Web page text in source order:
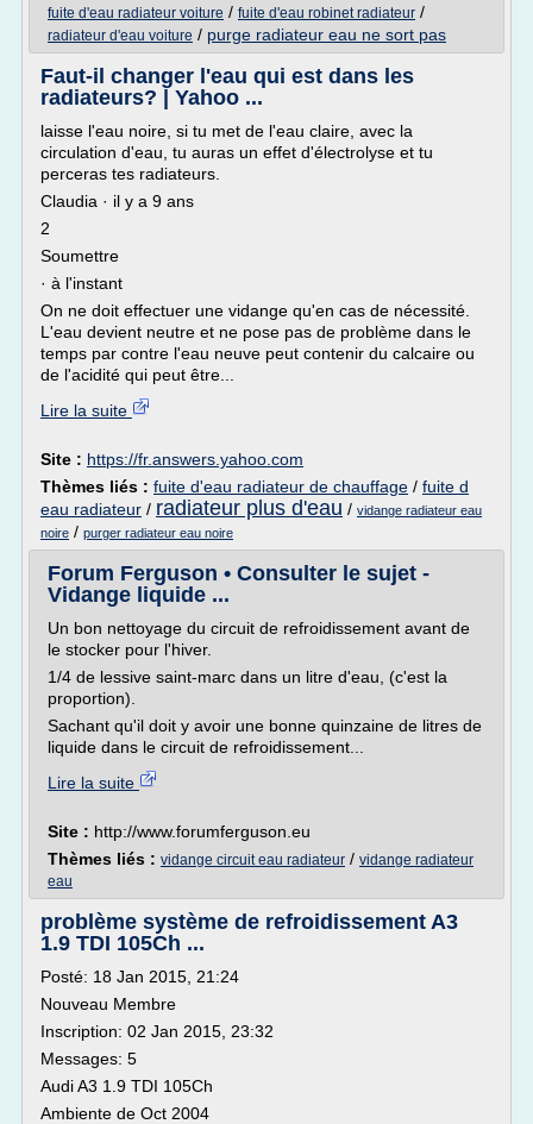
fuite d'eau radiateur voiture / fuite d'eau robinet radiateur /
radiateur d'eau voiture / purge radiateur eau ne sort pas
Faut-il changer l'eau qui est dans les
radiateurs? | Yahoo ...
laisse l'eau noire, si tu met de l'eau claire, avec la
circulation d'eau, tu auras un effet d'électrolyse et tu
perceras tes radiateurs.
Claudia · il y a 9 ans
2
Soumettre
· à l'instant
On ne doit effectuer une vidange qu'en cas de nécessité.
L'eau devient neutre et ne pose pas de problème dans le
temps par contre l'eau neuve peut contenir du calcaire ou
de l'acidité qui peut être...
Lire la suite
Site : https://fr.answers.yahoo.com
Thèmes liés : fuite d'eau radiateur de chauffage / fuite d
eau radiateur / radiateur plus d'eau / vidange radiateur eau
noire / purger radiateur eau noire
Forum Ferguson • Consulter le sujet -
Vidange liquide ...
Un bon nettoyage du circuit de refroidissement avant de
le stocker pour l'hiver.
1/4 de lessive saint-marc dans un litre d'eau, (c'est la
proportion).
Sachant qu'il doit y avoir une bonne quinzaine de litres de
liquide dans le circuit de refroidissement...
Lire la suite
Site : http://www.forumferguson.eu
Thèmes liés : vidange circuit eau radiateur / vidange radiateur
eau
problème système de refroidissement A3
1.9 TDI 105Ch ...
Posté: 18 Jan 2015, 21:24
Nouveau Membre
Inscription: 02 Jan 2015, 23:32
Messages: 5
Audi A3 1.9 TDI 105Ch
Ambiente de Oct 2004